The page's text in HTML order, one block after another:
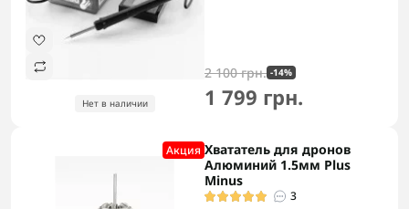
Нет в наличии
2 100 грн. -14%
1 799 грн.
Акция Хвататель для дронов
Алюминий 1.5мм Plus
Minus
3